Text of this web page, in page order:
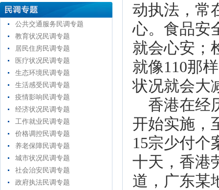
公共交通服务民调专题
教育状况民调专题
居民住房民调专题
医疗状况民调专题
生态环境民调专题
生活感受民调专题
疫情影响民调专题
经济状况民调专题
工作就业民调专题
价格调控民调专题
养老保障民调专题
城市状况民调专题
社会治安民调专题
政府执法民调专题
动执法，常
心。食品安
就会心安；
就像110那
状况就会大
香港在经
开始实施，
15宗少付个
十天，香港
道，广东某